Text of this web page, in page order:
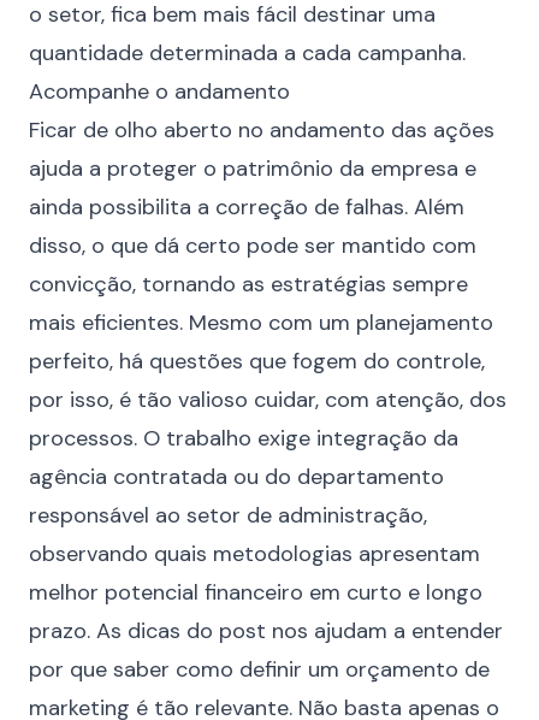
o setor, fica bem mais fácil destinar uma
quantidade determinada a cada campanha.
Acompanhe o andamento
Ficar de olho aberto no andamento das ações
ajuda a proteger o patrimônio da empresa e
ainda possibilita a correção de falhas. Além
disso, o que dá certo pode ser mantido com
convicção, tornando as estratégias sempre
mais eficientes. Mesmo com um planejamento
perfeito, há questões que fogem do controle,
por isso, é tão valioso cuidar, com atenção, dos
processos. O trabalho exige integração da
agência contratada ou do departamento
responsável ao setor de administração,
observando quais metodologias apresentam
melhor potencial financeiro em curto e longo
prazo. As dicas do post nos ajudam a entender
por que saber como definir um orçamento de
marketing é tão relevante. Não basta apenas o